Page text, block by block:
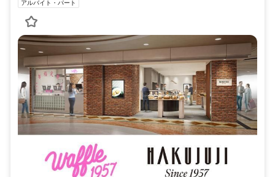
アルバイト・パート